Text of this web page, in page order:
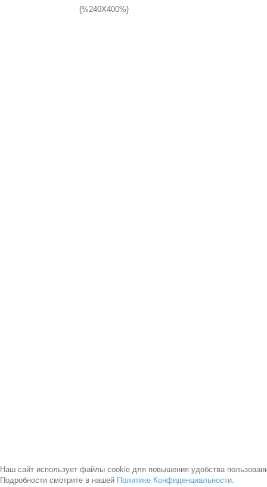
{%240X400%}
Наш сайт использует файлы cookie для повышения удобства
Подробности смотрите в нашей Политике Конфиденциальности.